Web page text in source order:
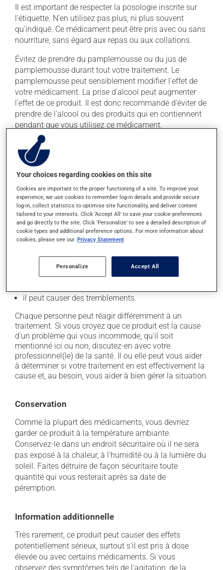
Il est important de respecter la posologie inscrite sur
l'étiquette. N'en utilisez pas plus, ni plus souvent
qu'indiqué. Ce médicament peut être pris avec ou sans
nourriture, sans égard aux repas ou aux collations.
Évitez de prendre du pamplemousse ou du jus de
pamplemousse durant tout votre traitement. Le
pamplemousse peut sensiblement modifier l'effet de
votre médicament. La prise d'alcool peut augmenter
l'effet de ce produit. Il est donc recommandé d'éviter de
prendre de l'alcool ou des produits qui en contiennent
pendant que vous utilisez ce médicament.
Effets indésirables
En plus de ses effets recherchés, ce produit peut à
secondaires), notamment :
il peut rendre la bouche sèche;
il peut causer des étourdissements ou vous endormir
- levez-vous lentement et soyez prudent avant de
il peut causer des palpitations (coeur qui bat vite);
il peut être stimulant - évitez de le prendre juste
il peut causer des tremblements.
Chaque personne peut réagir différemment à un
traitement. Si vous croyez que ce produit est la cause
d'un problème qui vous incommode, qu'il soit
mentionné ici ou non, discutez-en avec votre
professionnel(le) de la santé. Il ou elle peut vous aider
à déterminer si votre traitement en est effectivement la
cause et, au besoin, vous aider à bien gérer la situation.
Conservation
Comme la plupart des médicaments, vous devriez
garder ce produit à la température ambiante.
Conservez-le dans un endroit sécuritaire où il ne sera
pas exposé à la chaleur, à l'humidité ou à la lumière du
soleil. Faites détruire de façon sécuritaire toute
quantité qui vous resterait après sa date de
péremption.
Information additionnelle
Très rarement, ce produit peut causer des effets
potentiellement sérieux, surtout s'il est pris à dose
élevée ou avec certains médicaments. Si vous
observez des symptômes tels de l'agitation, de la
Your choices regarding cookies on this site
Cookies are important to the proper functioning of a site. To improve your
experience, we use cookies to remember log-in details and provide secure
log-in, collect statistics to optimise site functionality, and deliver content
tailored to your interests. Click 'Accept All' to save your cookie preferences
and go directly to the site. Click 'Personalize' to see a detailed description of
cookie types and additional preference options. For more information about
cookies, please see our Privacy Statement
Personalize Accept All